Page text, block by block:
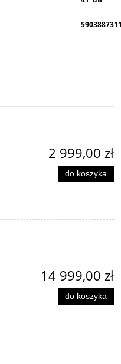
2 999,00 zł
do koszyka
14 999,00 zł
do koszyka